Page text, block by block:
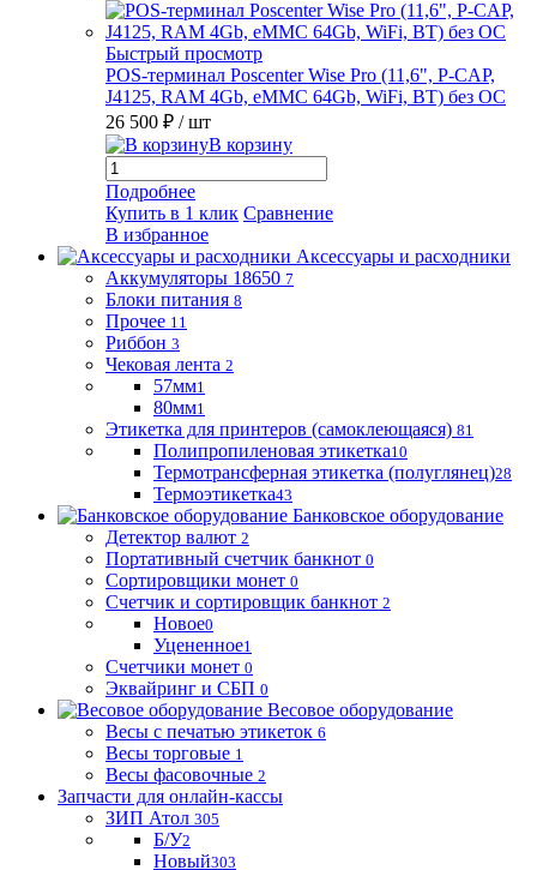
Быстрый просмотр
POS-терминал Poscenter Wise Pro (11,6", P-CAP,
J4125, RAM 4Gb, eMMC 64Gb, WiFi, BT) без ОС
26 500 ₽ / шт
В корзину
Подробнее
Купить в 1 клик Сравнение
В избранное
Аксессуары и расходники
Аккумуляторы 18650 7
Блоки питания 8
Прочее 11
Риббон 3
Чековая лента 2
57мм1
80мм1
Этикетка для принтеров (самоклеющаяся) 81
Полипропиленовая этикетка10
Термотрансферная этикетка (полуглянец)28
Термоэтикетка43
Банковское оборудование
Детектор валют 2
Портативный счетчик банкнот 0
Сортировщики монет 0
Счетчик и сортировщик банкнот 2
Новое0
Уцененное1
Счетчики монет 0
Эквайринг и СБП 0
Весовое оборудование
Весы с печатью этикеток 6
Весы торговые 1
Весы фасовочные 2
Запчасти для онлайн-кассы
ЗИП Атол 305
Б/У2
Новый303